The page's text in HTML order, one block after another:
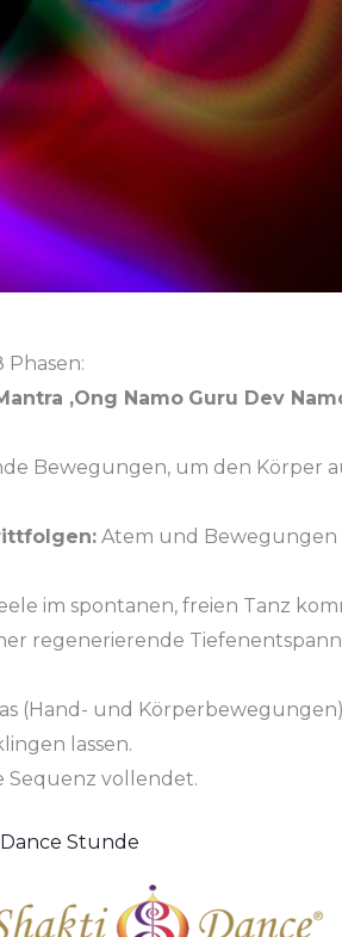
‚Ong Namo Guru Dev
Bewegungen, um den Körper
Atem und Bewegungen
im spontanen, freien Tanz
regenerierende
(Hand- und
lassen.
Sequenz vollendet.
Stunde